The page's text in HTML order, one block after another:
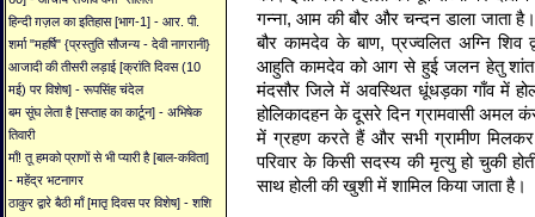
हिन्दी ग़ज़ल का इतिहास [भाग-1] - आर. पी.
शर्मा "महर्षि" {प्रस्तुति सौजन्य - देवी नागरानी}
आजादी की तीसरी लड़ाई [क्रांति दिवस (10
मई) पर विशेष] - रूपसिंह चंदेल
बम सूंघ लेता है [सप्ताह का कार्टून] - अभिषेक
तिवारी
माँ! तू हमको प्राणों से भी प्यारी है [बाल-कविता]
- महेंद्र भटनागर
ठाकुर द्वारे बैठी माँ [मातृ दिवस पर विशेष] - शशि
गन्ना, आम की बौर और चन्दन डाला जाता
बौर कामदेव के बाण, प्रज्वलित अग्नि शिव
आहुति कामदेव को आग से हुई जलन हेतु
मंदसौर जिले में अवस्थित धूंधड़का गाँव में
होलिकादहन के दूसरे दिन ग्रामवासी अमल
में ग्रहण करते हैं और सभी ग्रामीण
परिवार के किसी सदस्य की मृत्यु हो चुकी
साथ होली की खुशी में शामिल किया जाता है।